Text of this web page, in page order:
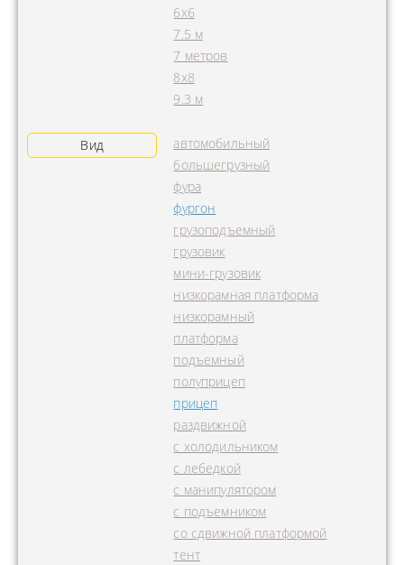
6х6
7.5 м
7 метров
8х8
9.3 м
Вид
автомобильный
большегрузный
фура
фургон
грузоподъемный
грузовик
мини-грузовик
низкорамная платформа
низкорамный
платформа
подъемный
полуприцеп
прицеп
раздвижной
с холодильником
с лебедкой
с манипулятором
с подъемником
со сдвижной платформой
тент